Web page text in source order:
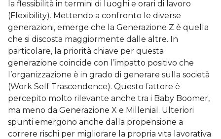
la flessibilità in termini di luoghi e orari di lavoro
(Flexibility). Mettendo a confronto le diverse
generazioni, emerge che la Generazione Z è quella
che si discosta maggiormente dalle altre. In
particolare, la priorità chiave per questa
generazione coincide con l’impatto positivo che
l’organizzazione è in grado di generare sulla società
(Work Self Trascendence). Questo fattore è
percepito molto rilevante anche tra i Baby Boomer,
ma meno da Generazione X e Millenial. Ulteriori
spunti emergono anche dalla propensione a
correre rischi per migliorare la propria vita lavorativa